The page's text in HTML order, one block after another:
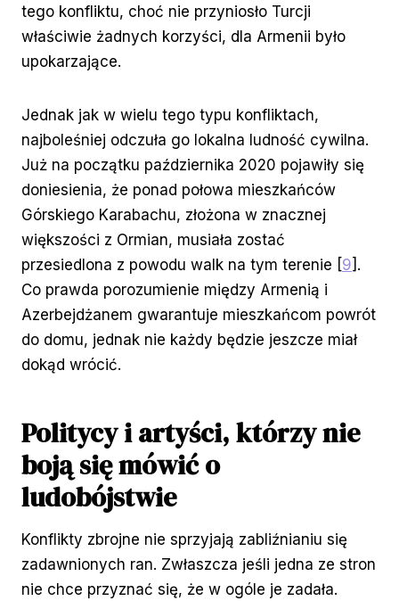
tego konfliktu, choć nie przyniosło Turcji
właściwie żadnych korzyści, dla Armenii było
upokarzające.
Jednak jak w wielu tego typu konfliktach,
najboleśniej odczuła go lokalna ludność cywilna.
Już na początku października 2020 pojawiły się
doniesienia, że ponad połowa mieszkańców
Górskiego Karabachu, złożona w znacznej
większości z Ormian, musiała zostać
przesiedlona z powodu walk na tym terenie [9].
Co prawda porozumienie między Armenią i
Azerbejdżanem gwarantuje mieszkańcom powrót
do domu, jednak nie każdy będzie jeszcze miał
dokąd wrócić.
Politycy i artyści, którzy nie
boją się mówić o
ludobójstwie
Konflikty zbrojne nie sprzyjają zabliźnianiu się
zadawnionych ran. Zwłaszcza jeśli jedna ze stron
nie chce przyznać się, że w ogóle je zadała.